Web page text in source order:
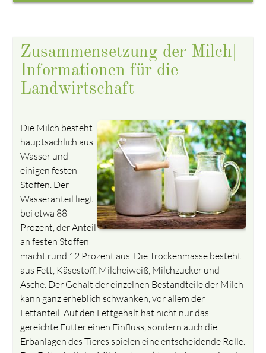
Zusammensetzung der Milch|
Informationen für die
Landwirtschaft
Die Milch besteht
hauptsächlich aus
Wasser und
einigen festen
Stoffen. Der
Wasseranteil liegt
bei etwa 88
Prozent, der Anteil
an festen Stoffen
macht rund 12 Prozent aus. Die Trockenmasse besteht
aus Fett, Käsestoff, Milcheiweiß, Milchzucker und
Asche. Der Gehalt der einzelnen Bestandteile der Milch
kann ganz erheblich schwanken, vor allem der
Fettanteil. Auf den Fettgehalt hat nicht nur das
gereichte Futter einen Einfluss, sondern auch die
Erbanlagen des Tieres spielen eine entscheidende Rolle.